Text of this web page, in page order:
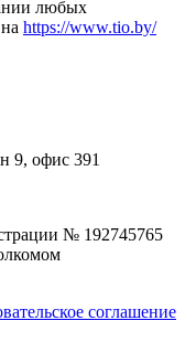
любых
https://www.tio.by/
9, офис 391
№ 192745765
соглашение